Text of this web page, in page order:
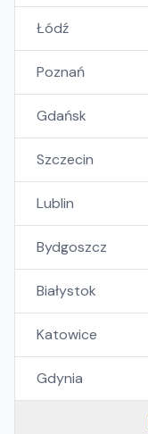
Łódź
Poznań
Gdańsk
Szczecin
Lublin
Bydgoszcz
Białystok
Katowice
Gdynia